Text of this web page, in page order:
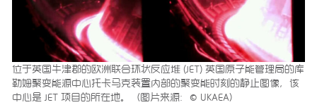
位于英国牛津郡的欧洲联合环状反应堆 (JET) 英国原子能管理局的库
勒姆聚变能源中心托卡马克装置内部的聚变能时刻的静止图像，该
中心是 JET 项目的所在地。（图片来源：© UKAEA）